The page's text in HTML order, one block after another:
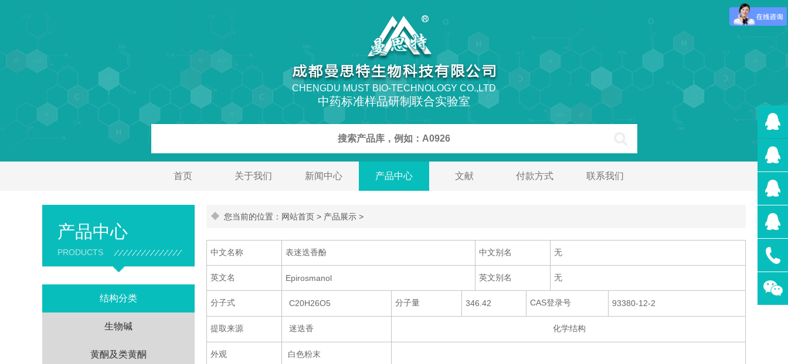
CHENGDU MUST BIO-TECHNOLOGY CO.,LTD
中药标准样品研制联合实验室
首页 关于我们 新闻中心 产品中心 文献 付款方式 联系我们
产品中心
PRODUCTS
结构分类
生物碱
黄酮及类黄酮
您当前的位置：网站首页 > 产品展示 >
中文名称 表迷迭香酚 中文别名 无
英文名 Epirosmanol 英文别名 无
分子式 C20H26O5 分子量 346.42 CAS登录号 93380-12-2
提取来源 迷迭香 化学结构
外观 白色粉末